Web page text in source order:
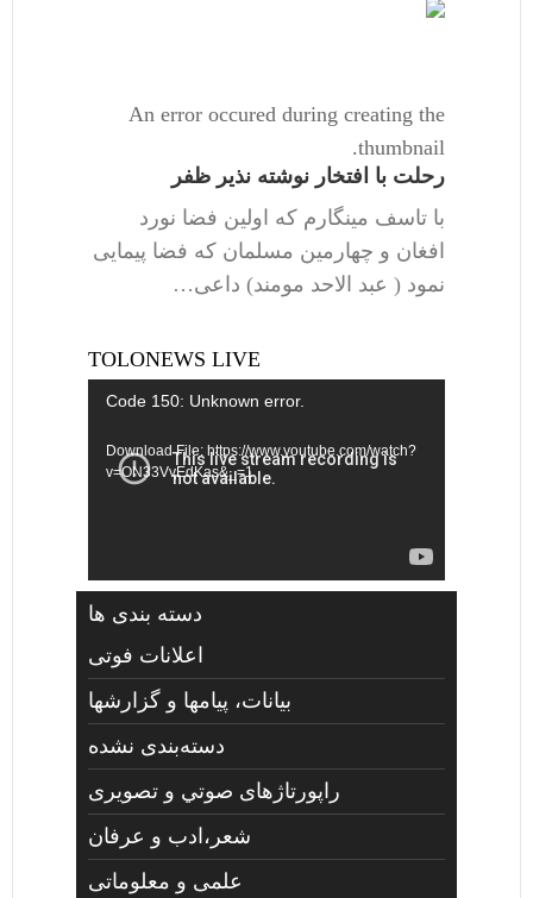
An error occured during creating the
thumbnail.
رحلت با افتخار نوشته نذیر ظفر
با تاسف مینگارم که اولین فضا نورد
افغان و چهارمین مسلمان که فضا پیمایی
نمود ( عبد الاحد مومند) داعی…
TOLONEWS LIVE
Video
Code 150: Unknown error.
Download File: https://www.youtube.com/watch?
v=ON33VvEdKas&_=1
دسته بندی ها
اعلانات فوتی
بیانات، پیامها و گزارشها
دسته‌بندی نشده
راپورتاژهای صوتي و تصويری
شعر،ادب و عرفان
علمی و معلوماتی